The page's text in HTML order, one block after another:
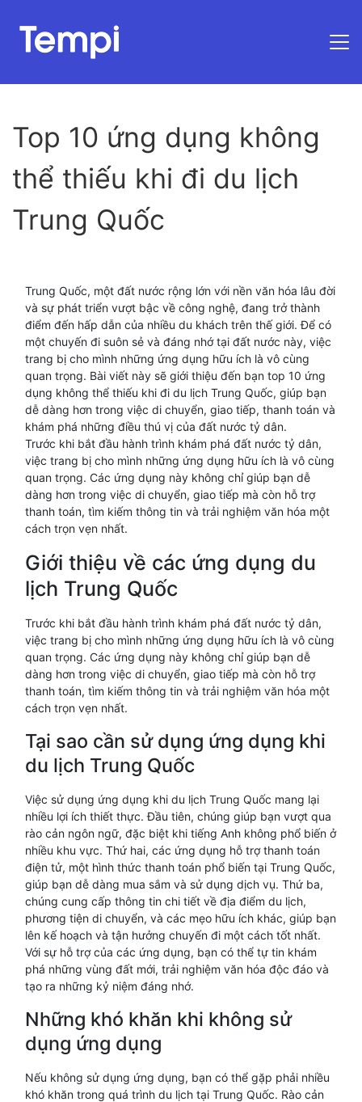
Top 10 ứng dụng không
thể thiếu khi đi du lịch
Trung Quốc
Trung Quốc, một đất nước rộng lớn với nền văn hóa lâu đời
và sự phát triển vượt bậc về công nghệ, đang trở thành
điểm đến hấp dẫn của nhiều du khách trên thế giới. Để có
một chuyến đi suôn sẻ và đáng nhớ tại đất nước này, việc
trang bị cho mình những ứng dụng hữu ích là vô cùng
quan trọng. Bài viết này sẽ giới thiệu đến bạn top 10 ứng
dụng không thể thiếu khi đi du lịch Trung Quốc, giúp bạn
dễ dàng hơn trong việc di chuyển, giao tiếp, thanh toán và
khám phá những điều thú vị của đất nước tỷ dân.
Trước khi bắt đầu hành trình khám phá đất nước tỷ dân,
việc trang bị cho mình những ứng dụng hữu ích là vô cùng
quan trọng. Các ứng dụng này không chỉ giúp bạn dễ
dàng hơn trong việc di chuyển, giao tiếp mà còn hỗ trợ
thanh toán, tìm kiếm thông tin và trải nghiệm văn hóa một
cách trọn vẹn nhất.
Giới thiệu về các ứng dụng du
lịch Trung Quốc
Trước khi bắt đầu hành trình khám phá đất nước tỷ dân,
việc trang bị cho mình những ứng dụng hữu ích là vô cùng
quan trọng. Các ứng dụng này không chỉ giúp bạn dễ
dàng hơn trong việc di chuyển, giao tiếp mà còn hỗ trợ
thanh toán, tìm kiếm thông tin và trải nghiệm văn hóa một
cách trọn vẹn nhất.
Tại sao cần sử dụng ứng dụng khi
du lịch Trung Quốc
Việc sử dụng ứng dụng khi du lịch Trung Quốc mang lại
nhiều lợi ích thiết thực. Đầu tiên, chúng giúp bạn vượt qua
rào cản ngôn ngữ, đặc biệt khi tiếng Anh không phổ biến ở
nhiều khu vực. Thứ hai, các ứng dụng hỗ trợ thanh toán
điện tử, một hình thức thanh toán phổ biến tại Trung Quốc,
giúp bạn dễ dàng mua sắm và sử dụng dịch vụ. Thứ ba,
chúng cung cấp thông tin chi tiết về địa điểm du lịch,
phương tiện di chuyển, và các mẹo hữu ích khác, giúp bạn
lên kế hoạch và tận hưởng chuyến đi một cách tốt nhất.
Với sự hỗ trợ của các ứng dụng, bạn có thể tự tin khám
phá những vùng đất mới, trải nghiệm văn hóa độc đáo và
tạo ra những kỷ niệm đáng nhớ.
Những khó khăn khi không sử
dụng ứng dụng
Nếu không sử dụng ứng dụng, bạn có thể gặp phải nhiều
khó khăn trong quá trình du lịch tại Trung Quốc. Rào cản